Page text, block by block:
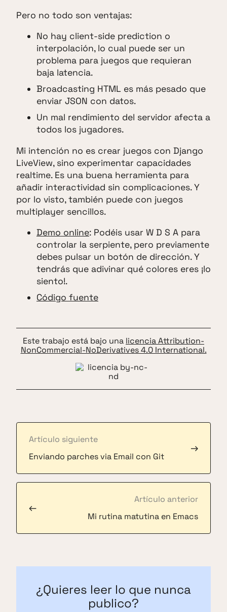
Pero no todo son ventajas:
No hay client-side prediction o
interpolación, lo cual puede ser un
problema para juegos que requieran
baja latencia.
Broadcasting HTML es más pesado que
enviar JSON con datos.
Un mal rendimiento del servidor afecta a
todos los jugadores.
Mi intención no es crear juegos con Django
LiveView, sino experimentar capacidades
realtime. Es una buena herramienta para
añadir interactividad sin complicaciones. Y
por lo visto, también puede con juegos
multiplayer sencillos.
Demo online: Podéis usar W D S A para
controlar la serpiente, pero previamente
debes pulsar un botón de dirección. Y
tendrás que adivinar qué colores eres ¡lo
siento!.
Código fuente
Este trabajo está bajo una licencia Attribution-
NonCommercial-NoDerivatives 4.0 International.
Artículo anterior
Mi rutina matutina en Emacs
←
Artículo siguiente
Enviando parches via Email con Git
→
¿Quieres leer lo que nunca
publico?